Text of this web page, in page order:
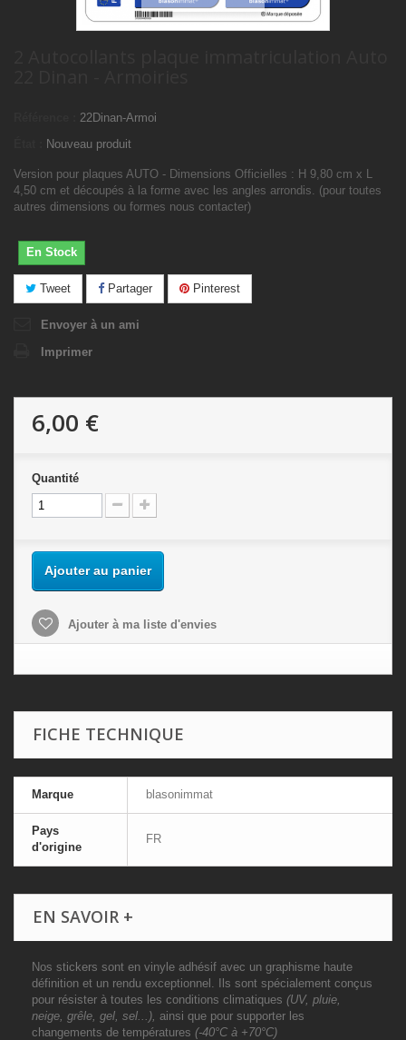
22Dinan-Armoi
Nouveau produit
Version pour plaques AUTO - Dimensions Officielles : H 9,80 cm x L
4,50 cm et découpés à la forme avec les angles arrondis. (pour toutes
autres dimensions ou formes nous contacter)
En Stock
Tweet Partager Pinterest
Envoyer à un ami
Imprimer
6,00 €
Quantité
Ajouter au panier
Ajouter à ma liste d'envies
FICHE TECHNIQUE
Marque blasonimmat
Pays
d'origine
FR
EN SAVOIR +
Nos stickers sont en vinyle adhésif avec un graphisme haute
définition et un rendu exceptionnel. Ils sont spécialement conçus
pour résister à toutes les conditions climatiques (UV, pluie,
neige, grêle, gel, sel...), ainsi que pour supporter les
changements de températures (-40°C à +70°C)